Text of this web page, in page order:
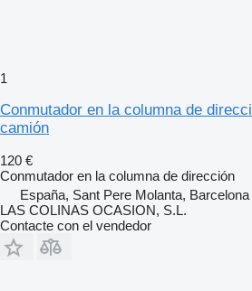
1
Conmutador en la columna de
camión
120 €
Conmutador en la columna de dirección
España, Sant Pere Molanta, Barcelona
LAS COLINAS OCASION, S.L.
Contacte con el vendedor